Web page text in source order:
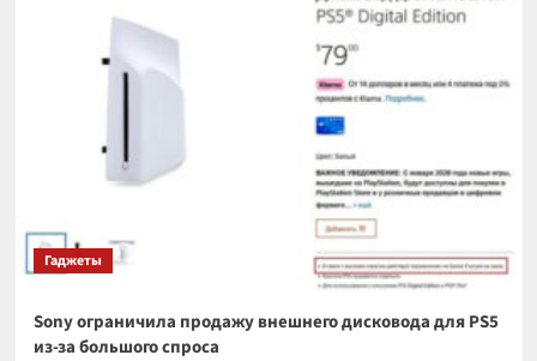
Гаджеты
Sony ограничила продажу внешнего дисковода для PS5
из-за большого спроса